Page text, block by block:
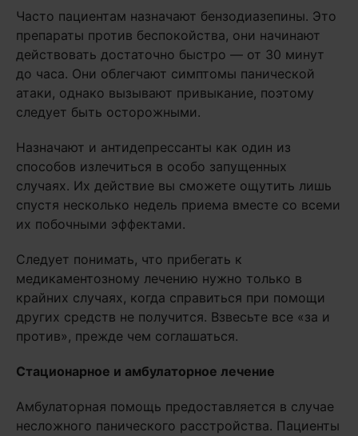
Часто пациентам назначают бензодиазепины. Это
препараты против беспокойства, они начинают
действовать достаточно быстро — от 30 минут
до часа. Они облегчают симптомы панической
атаки, однако вызывают привыкание, поэтому
следует быть осторожными.
Назначают и антидепрессанты как один из
способов излечиться в особо запущенных
случаях. Их действие вы сможете ощутить лишь
спустя несколько недель приема вместе со всеми
их побочными эффектами.
Следует понимать, что прибегать к
медикаментозному лечению нужно только в
крайних случаях, когда справиться при помощи
других средств не получится. Взвесьте все «за и
против», прежде чем соглашаться.
Стационарное и амбулаторное лечение
Амбулаторная помощь предоставляется в случае
несложного панического расстройства. Пациенты